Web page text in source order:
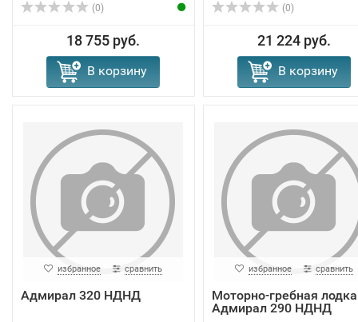
(0)
18 755 руб.
В корзину
(0)
21 224 руб.
В корзину
избранное сравнить
Адмирал 320 НДНД
избранное сравнить
Моторно-гребная лодка
Адмирал 290 НДНД